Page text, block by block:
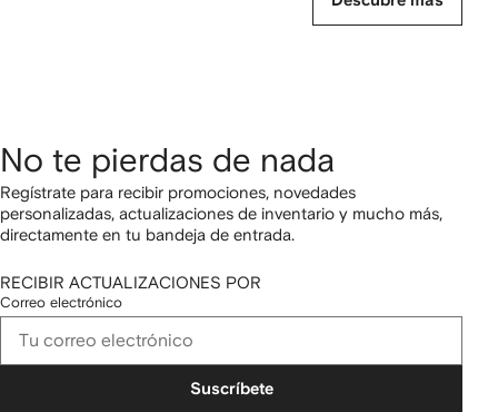
No te pierdas de nada
Regístrate para recibir promociones, novedades
personalizadas, actualizaciones de inventario y mucho más,
directamente en tu bandeja de entrada.
RECIBIR ACTUALIZACIONES POR
Correo electrónico
Suscríbete